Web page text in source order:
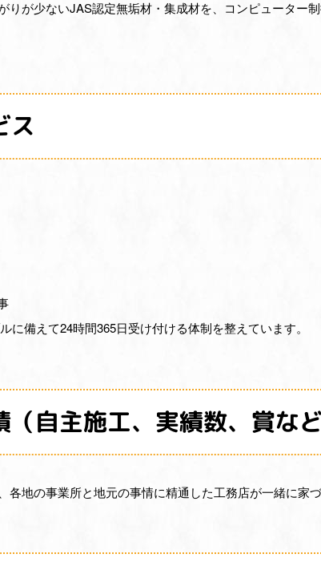
りが少ないJAS認定無垢材・集成材を、コンピューター
ス
に備えて24時間365日受け付ける体制を整えています。
自主施工、実績数、賞など
地の事業所と地元の事情に精通した工務店が一緒に家